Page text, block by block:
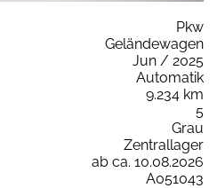
Pkw
Geländewagen
Jun / 2025
Automatik
9.234 km
5
Grau
Zentrallager
ab ca. 10.08.2026
A051043